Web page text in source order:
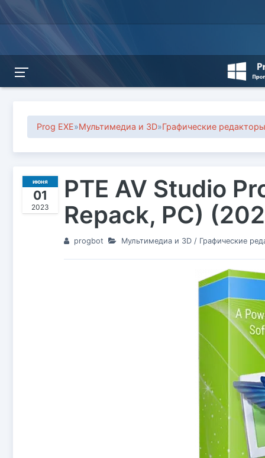
Prog EXE»Мультимедиа и 3D»Графические редакторы
июня
01
2023
PTE AV Studio
Repack, PC)
progbot Мультимедиа и 3D/ Графические